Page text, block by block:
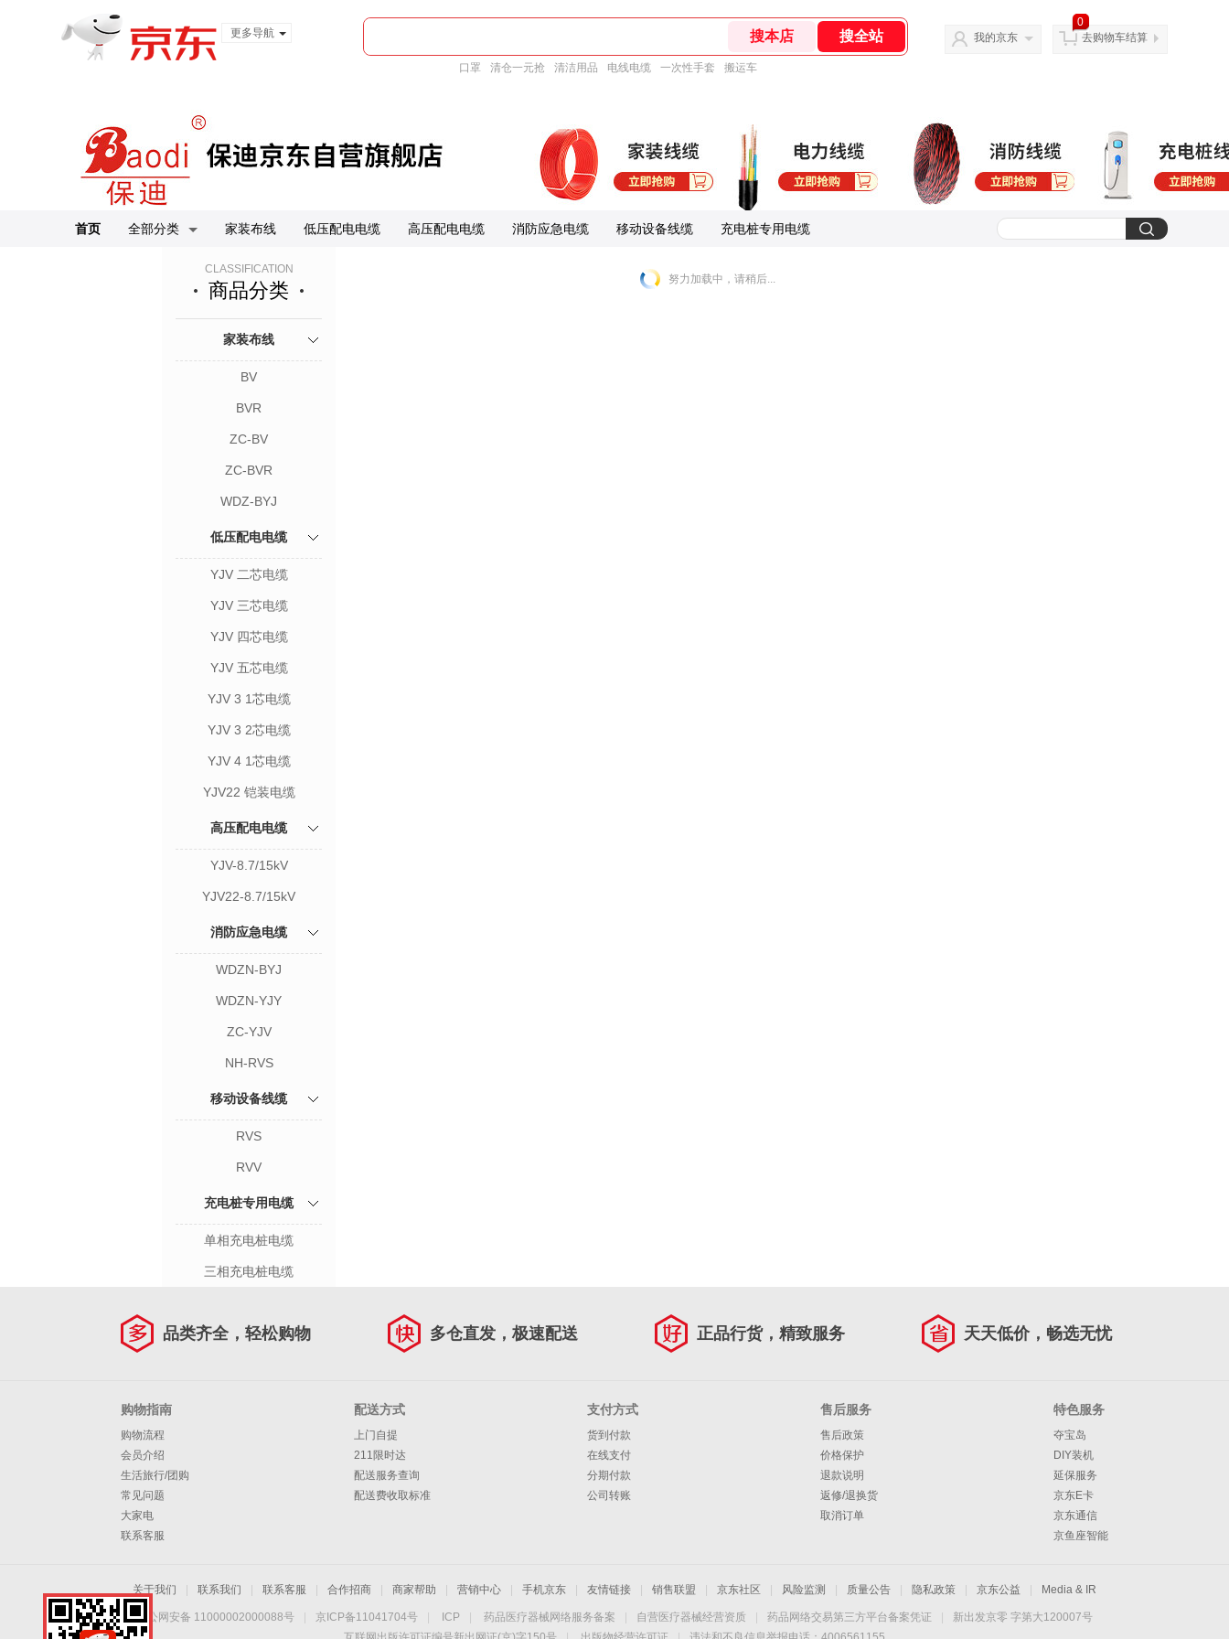
更多导航
口罩 清仓一元抢 清洁用品 电线电缆 一次性手套 搬运车
我的京东
0
去购物车结算
首页 全部分类 家装布线 低压配电电缆 高压配电电缆 消防应急电缆 移动设备线缆 充电桩专用电缆
CLASSIFICATION
商品分类
家装布线
BV
BVR
ZC-BV
ZC-BVR
WDZ-BYJ
低压配电电缆
YJV 二芯电缆
YJV 三芯电缆
YJV 四芯电缆
YJV 五芯电缆
YJV 3 1芯电缆
YJV 3 2芯电缆
YJV 4 1芯电缆
YJV22 铠装电缆
高压配电电缆
YJV-8.7/15kV
YJV22-8.7/15kV
消防应急电缆
WDZN-BYJ
WDZN-YJY
ZC-YJV
NH-RVS
移动设备线缆
RVS
RVV
充电桩专用电缆
单相充电桩电缆
三相充电桩电缆
努力加载中，请稍后...
品类齐全，轻松购物 多仓直发，极速配送 正品行货，精致服务 天天低价，畅选无忧
购物指南
购物流程
会员介绍
生活旅行/团购
常见问题
大家电
联系客服
配送方式
上门自提
211限时达
配送服务查询
配送费收取标准
支付方式
货到付款
在线支付
分期付款
公司转账
售后服务
售后政策
价格保护
退款说明
返修/退换货
取消订单
特色服务
夺宝岛
DIY装机
延保服务
京东E卡
京东通信
京鱼座智能
关于我们 联系我们 联系客服 合作招商 商家帮助 营销中心 手机京东 友情链接 销售联盟 京东社区 风险监测 质量公告 隐私政策 京东公益 Media & IR
京公网安备 11000002000088号 京ICP备11041704号 ICP 药品医疗器械网络服务备案 自营医疗器械经营资质 药品网络交易第三方平台备案凭证
新出发京零 字第大120007号